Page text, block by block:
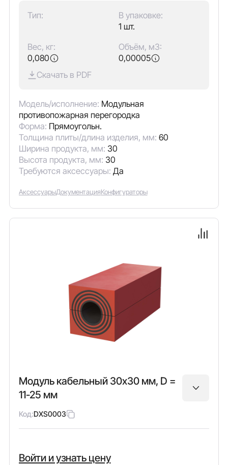
Тип:
В упаковке:
1 шт.
Вес, кг:
0,080
Объём, м3:
0,00005
Скачать в PDF
Модель/исполнение: Модульная
противопожарная перегородка
Форма: Прямоугольн.
Толщина плиты/длина изделия, мм: 60
Ширина продукта, мм: 30
Высота продукта, мм: 30
Требуются аксессуары: Да
АксессуарыДокументацияКонфигураторы
Модуль кабельный 30х30 мм, D =
11-25 мм
Код:DXS0003
Войти и узнать цену